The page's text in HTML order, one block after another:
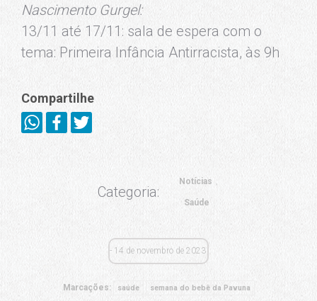
Nascimento Gurgel:
13/11 até 17/11: sala de espera com o
tema: Primeira Infância Antirracista, às 9h
Compartilhe
Categoria:
Notícias
Saúde
14 de novembro de 2023
Marcações: saúde semana do bebê da Pavuna